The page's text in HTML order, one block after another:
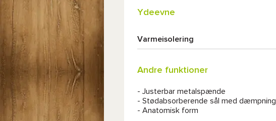
Ydeevne
Varmeisolering
Andre funktioner
- Justerbar metalspænde
- Stødabsorberende sål med dæmpning
- Anatomisk form